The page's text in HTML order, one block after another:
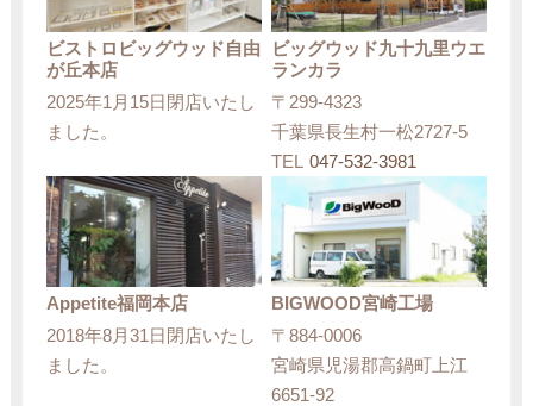
ビストロビッグウッド自由
が丘本店
2025年1月15日閉店いたし
ました。
ビッグウッド九十九里ウエ
ランカラ
〒299-4323
千葉県長生村一松2727-5
TEL 047-532-3981
Appetite福岡本店
2018年8月31日閉店いたし
ました。
BIGWOOD宮崎工場
〒884-0006
宮崎県児湯郡高鍋町上江
6651-92